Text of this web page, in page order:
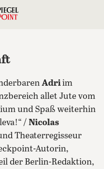
Adriim
allet Jute vom
und Spaß weiterhin
/ Nicolas
Theaterregisseur
Autorin,
der Berlin-Redaktion,